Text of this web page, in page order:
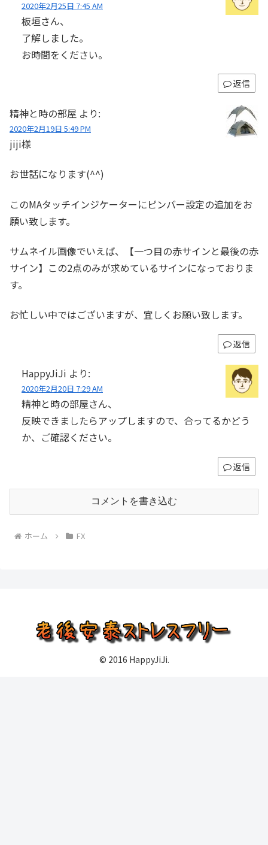
2020年2月25日 7:45 AM
板垣さん、
了解しました。
お時間をください。
返信
精神と時の部屋 より:
2020年2月19日 5:49 PM
jiji様
お世話になります(^^)
このMAタッチインジケーターにピンバー設定の追加をお
願い致します。
サムネイル画像でいえば、【一つ目の赤サインと最後の赤
サイン】この2点のみが求めているサインになっておりま
す。
お忙しい中ではございますが、宜しくお願い致します。
返信
HappyJiJi より:
2020年2月20日 7:29 AM
精神と時の部屋さん、
反映できましたらアップしますので、合ってるかどう
か、ご確認ください。
返信
コメントを書き込む
ホーム FX
© 2016 HappyJiJi.